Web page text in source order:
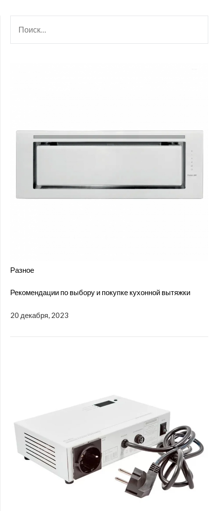
Разное
Рекомендации по выбору и покупке кухонной вытяжки
20 декабря, 2023